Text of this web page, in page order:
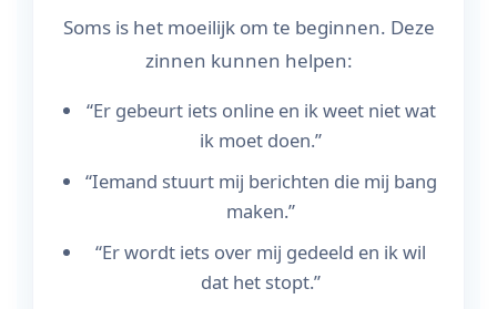
Soms is het moeilijk om te beginnen. Deze
zinnen kunnen helpen:
“Er gebeurt iets online en ik weet niet wat
ik moet doen.”
“Iemand stuurt mij berichten die mij bang
maken.”
“Er wordt iets over mij gedeeld en ik wil
dat het stopt.”